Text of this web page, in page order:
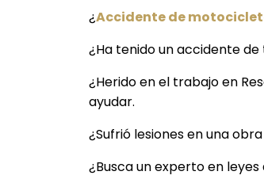
¿Accidente de
¿Ha tenido un accidente
¿Herido en el trabajo en
ayudar.
¿Sufrió lesiones en una
¿Busca un experto en